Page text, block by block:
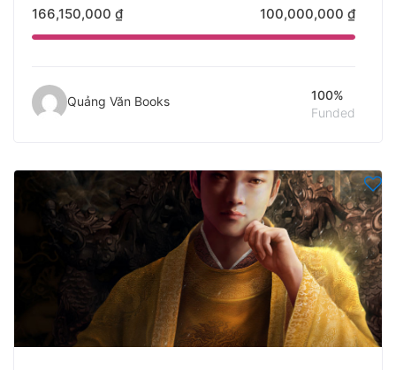
166,150,000 ₫ 100,000,000 ₫
Quảng Văn Books
100%
Funded